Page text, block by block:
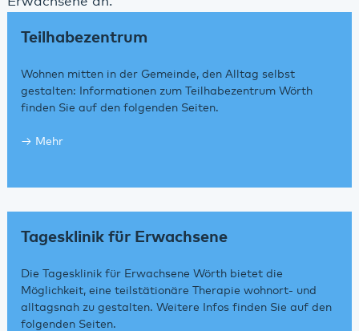
Teilhabezentrum
Wohnen mitten in der Gemeinde, den Alltag selbst
gestalten: Informationen zum Teilhabezentrum Wörth
finden Sie auf den folgenden Seiten.
Mehr
Tagesklinik für Erwachsene
Die Tagesklinik für Erwachsene Wörth bietet die
Möglichkeit, eine teilstätionäre Therapie wohnort- und
alltagsnah zu gestalten. Weitere Infos finden Sie auf den
folgenden Seiten.